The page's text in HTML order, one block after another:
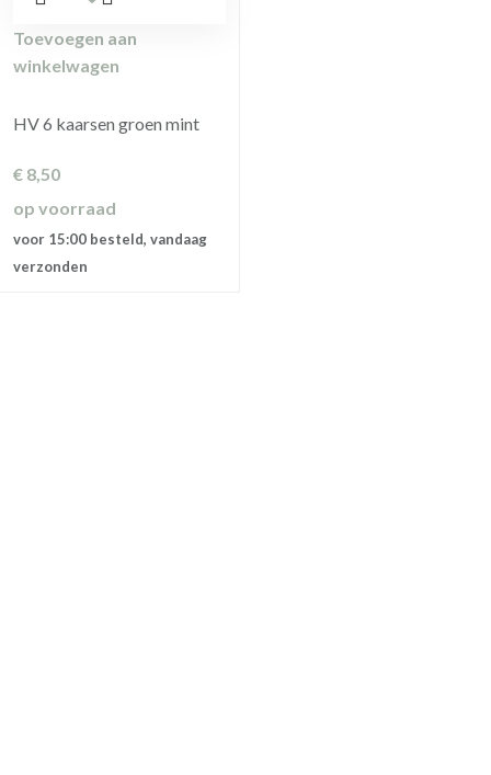
Toevoegen aan
winkelwagen
HV 6 kaarsen groen mint
€ 8,50
op voorraad
voor 15:00 besteld, vandaag
verzonden